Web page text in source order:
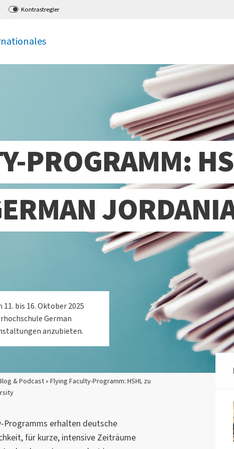
Kontrastregler
& Podcast » Flying Faculty-Programm: HSHL zu
PROGRAMM:
bis 16. Oktober 2025
German
anzubieten.
Programms erhalten deutsche
für kurze, intensive Zeiträume